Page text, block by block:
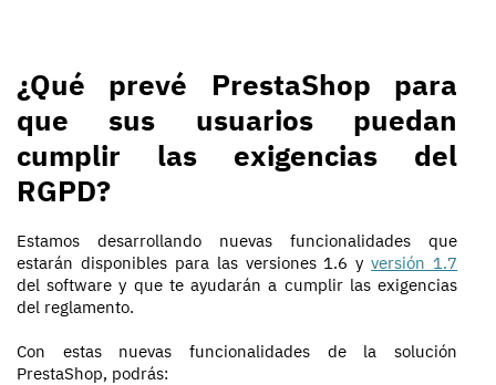
¿Qué prevé PrestaShop para
que sus usuarios puedan
cumplir las exigencias del
RGPD?
Estamos desarrollando nuevas funcionalidades que
estarán disponibles para las versiones 1.6 yversión 1.7
del software y que te ayudarán a cumplir las exigencias
del reglamento.
Con estas nuevas funcionalidades de la solución
PrestaShop, podrás: